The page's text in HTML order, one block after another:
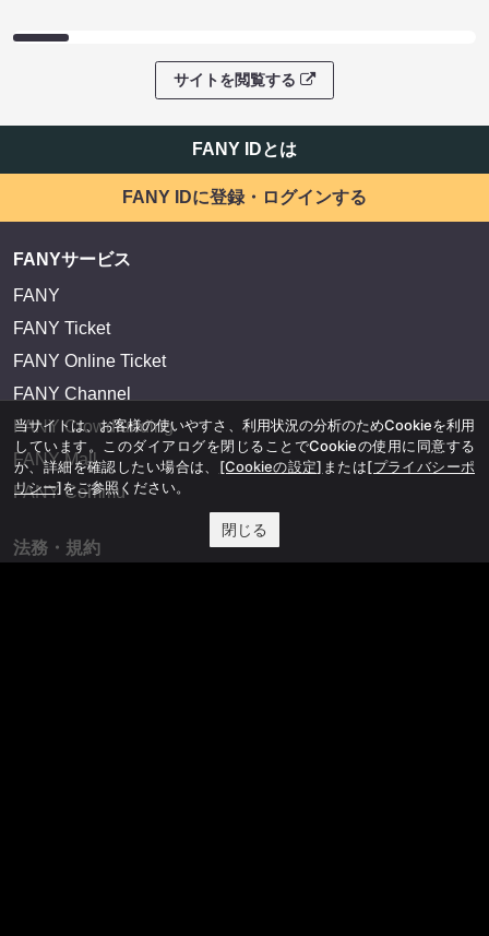
サイトを閲覧する
FANY IDとは
FANY IDに登録・ログインする
FANYサービス
FANY
FANY Ticket
FANY Online Ticket
FANY Channel
FANY Crowdfunding
FANY Mall
FANY Commu
法務・規約
当サイトは、お客様の使いやすさ、利用状況の分析のためCookieを利用
しています。このダイアログを閉じることでCookieの使用に同意する
か、詳細を確認したい場合は、 [Cookieの設定] または[プライバシーポ
リシー]をご参照ください。
閉じる